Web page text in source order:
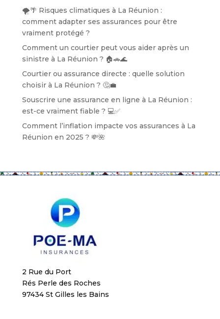
🌪️🌴 Risques climatiques à La Réunion :
comment adapter ses assurances pour être
vraiment protégé ?
Comment un courtier peut vous aider après un
sinistre à La Réunion ? 🏠🚗🌊
Courtier ou assurance directe : quelle solution
choisir à La Réunion ? 🤔💼
Souscrire une assurance en ligne à La Réunion :
est-ce vraiment fiable ? 💻✅
Comment l’inflation impacte vos assurances à La
Réunion en 2025 ? 💸🌺
2 Rue du Port
Rés Perle des Roches
97434 St Gilles les Bains